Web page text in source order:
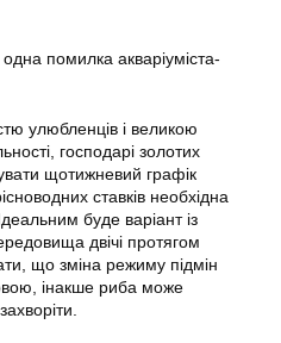
помилка акваріуміста-
улюбленців і великою
господарі золотих
щотижневий графік
ставків необхідна
буде варіант із
двічі протягом
що зміна режиму підмін
інакше риба може